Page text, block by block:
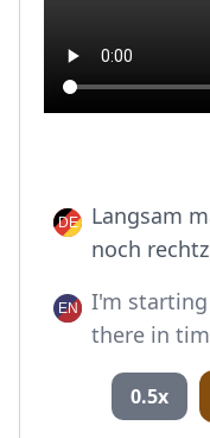
Langsam
noch
I'm
there in
0.5x